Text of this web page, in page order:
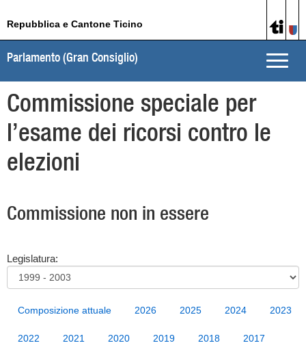
Repubblica e Cantone Ticino
Toggle
Parlamento (Gran Consiglio)
Commissione speciale per
l’esame dei ricorsi contro le
elezioni
Commissione non in essere
Legislatura:
Composizione attuale 2026 2025 2024 2023
2022 2021 2020 2019 2018 2017